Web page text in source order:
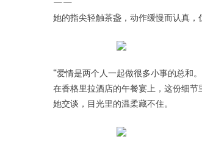
——
她的指尖轻触茶盏，动作缓慢而认真，
“爱情是两个人一起做很多小事的总和
在香格里拉酒店的午餐宴上，这份细
她交谈，目光里的温柔藏不住。